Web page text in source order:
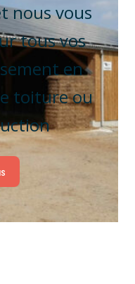
nous vous
tous vos
en
toiture ou